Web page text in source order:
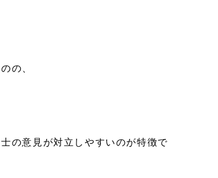
の、
の意見が対立しやすいのが特徴で